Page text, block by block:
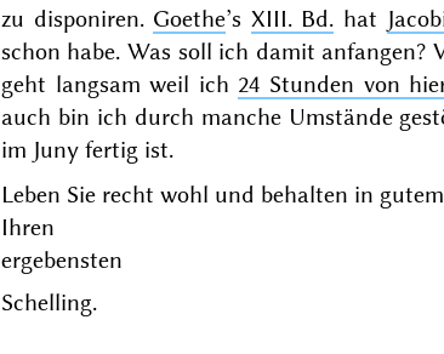
zu disponiren. Goethe’s XIII. Bd. hat
schon habe. Was soll ich damit anfangen?
geht langsam weil ich 24 Stunden von
auch bin ich durch manche Umstände
im Junyfertig ist.
Leben Sie recht wohl und behalten in
Ihren
ergebensten
Schelling.